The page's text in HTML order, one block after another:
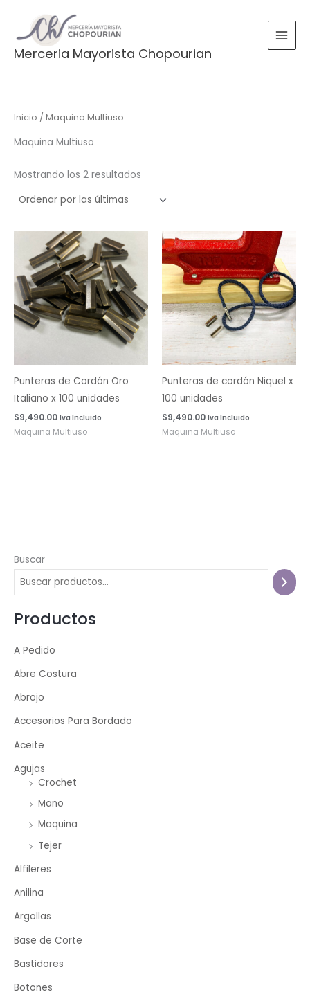
contenido
Merceria Mayorista Chopourian
Buscar
Productos
A Pedido
Abre Costura
Abrojo
Accesorios Para Bordado
Aceite
Agujas
Crochet
Mano
Maquina
Tejer
Alfileres
Anilina
Argollas
Base de Corte
Bastidores
Botones
Inicio / Maquina Multiuso
Maquina Multiuso
Mostrando los 2 resultados
Punteras de Cordón Oro
Italiano x 100 unidades
$9,490.00 Iva Incluido
Maquina Multiuso
Punteras de cordón Niquel x
100 unidades
$9,490.00 Iva Incluido
Maquina Multiuso